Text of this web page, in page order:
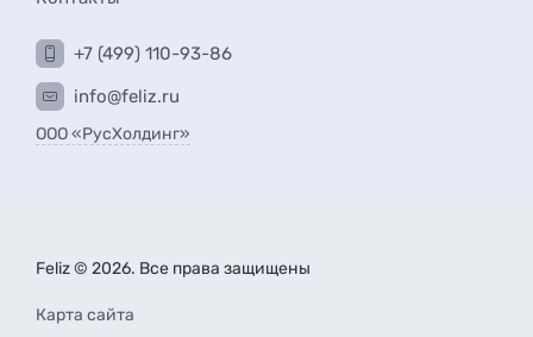
+7 (499) 110-93-86
info@feliz.ru
ООО «РусХолдинг»
Feliz © 2026. Все права защищены
Карта сайта